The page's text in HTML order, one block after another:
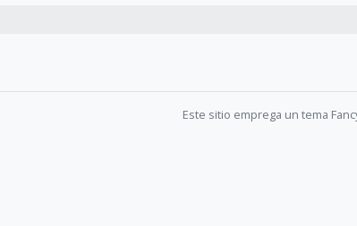
Este sitio emprega un tema